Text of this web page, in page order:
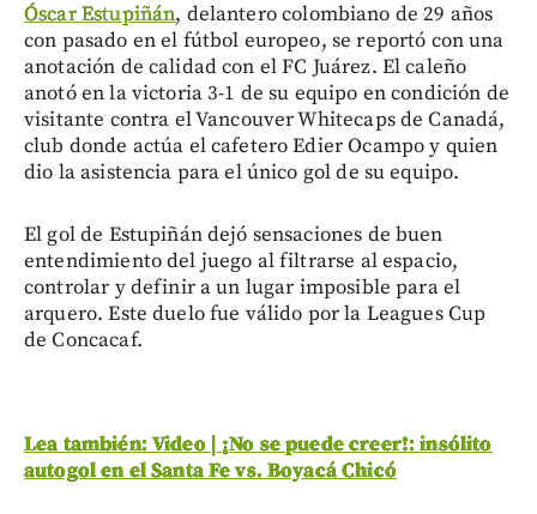
Óscar Estupiñán, delantero colombiano de 29 años
con pasado en el fútbol europeo, se reportó con una
anotación de calidad con el FC Juárez. El caleño
anotó en la victoria 3-1 de su equipo en condición de
visitante contra el Vancouver Whitecaps de Canadá,
club donde actúa el cafetero Edier Ocampo y quien
dio la asistencia para el único gol de su equipo.
El gol de Estupiñán dejó sensaciones de buen
entendimiento del juego al filtrarse al espacio,
controlar y definir a un lugar imposible para el
arquero. Este duelo fue válido por la Leagues Cup
de Concacaf.
Lea también: Video | ¡No se puede creer!: insólito
autogol en el Santa Fe vs. Boyacá Chicó